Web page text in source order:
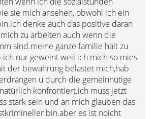
sie mich ansehen, obwohl ich ein
denke auch das positive daran
zu arbeiten auch wenn die
sind.meine ganze familie hält zu
ich nur geweint weil ich mich so mies
der bewährung belastet mich,hab
u durch die gemeinnütige
konfrontiert.ich muss jetzt
stark sein und an mich glauben das
bin.aber es ist noicht